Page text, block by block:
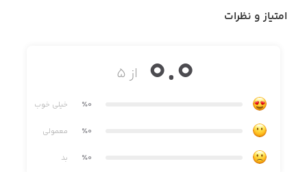
امتیاز و نظرات
از ۵ 0.0
٪0 خیلی خوب
٪0 معمولی
٪0 بد